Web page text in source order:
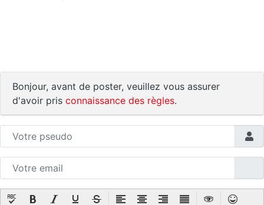
Bonjour, avant de poster, veuillez vous assurer
d'avoir pris connaissance des règles.